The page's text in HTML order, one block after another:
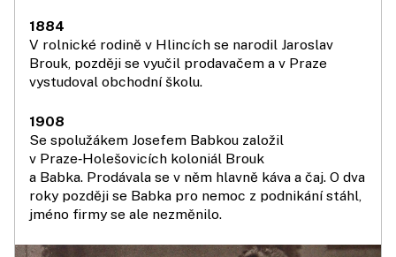
1884
V rolnické rodině v Hlincích se narodil Jaroslav
Brouk, později se vyučil prodavačem a v Praze
vystudoval obchodní školu.
1908
Se spolužákem Josefem Babkou založil
v Praze‑Holešovicích koloniál Brouk
a Babka. Prodávala se v něm hlavně káva a čaj. O dva
roky později se Babka pro nemoc z podnikání stáhl,
jméno firmy se ale nezměnilo.